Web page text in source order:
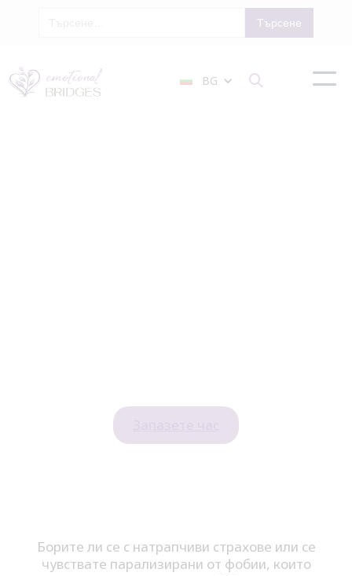
BG 
Борите ли се с натрапчиви страхове или се
чувствате парализирани от фобии, които